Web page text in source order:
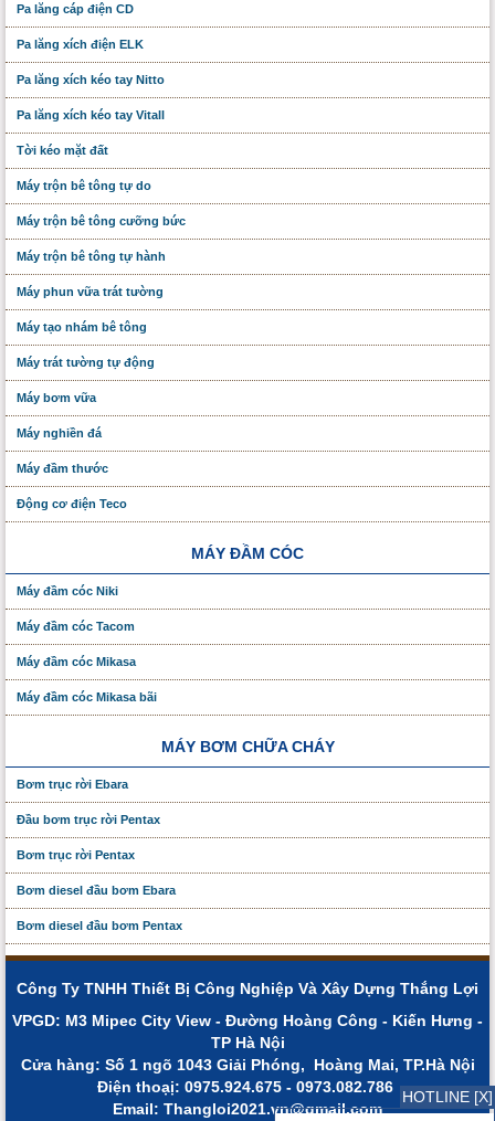
Pa lăng cáp điện CD
Pa lăng xích điện ELK
Pa lăng xích kéo tay Nitto
Pa lăng xích kéo tay Vitall
Tời kéo mặt đất
Máy trộn bê tông tự do
Máy trộn bê tông cưỡng bức
Máy trộn bê tông tự hành
Máy phun vữa trát tường
Máy tạo nhám bê tông
Máy trát tường tự động
Máy bơm vữa
Máy nghiền đá
Máy đầm thước
Động cơ điện Teco
MÁY ĐẦM CÓC
Máy đầm cóc Niki
Máy đầm cóc Tacom
Máy đầm cóc Mikasa
Máy đầm cóc Mikasa bãi
MÁY BƠM CHỮA CHÁY
Bơm trục rời Ebara
Đầu bơm trục rời Pentax
Bơm trục rời Pentax
Bơm diesel đầu bơm Ebara
Bơm diesel đầu bơm Pentax
Công Ty TNHH Thiết Bị Công Nghiệp Và Xây Dựng Thắng Lợi
VPGD: M3 Mipec City View - Đường Hoàng Công - Kiến Hưng -
TP Hà Nội
Cửa hàng: Số 1 ngõ 1043 Giải Phóng, Hoàng Mai, TP.Hà Nội
Điện thoạị: 0975.924.675 - 0973.082.786
Email: Thangloi2021.vn@gmail.com
HOTLINE [X]